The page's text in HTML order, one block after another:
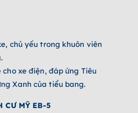
chủ yếu trong khuôn viên
cho xe điện, đáp ứng Tiêu
Xanh của tiểu bang.
MỸ EB-5